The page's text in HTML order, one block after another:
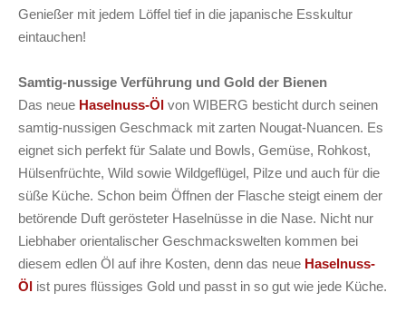
Genießer mit jedem Löffel tief in die japanische Esskultur
eintauchen!
Samtig-nussige Verführung und Gold der Bienen
Das neue Haselnuss-Öl von WIBERG besticht durch seinen
samtig-nussigen Geschmack mit zarten Nougat-Nuancen. Es
eignet sich perfekt für Salate und Bowls, Gemüse, Rohkost,
Hülsenfrüchte, Wild sowie Wildgeflügel, Pilze und auch für die
süße Küche. Schon beim Öffnen der Flasche steigt einem der
betörende Duft gerösteter Haselnüsse in die Nase. Nicht nur
Liebhaber orientalischer Geschmackswelten kommen bei
diesem edlen Öl auf ihre Kosten, denn das neue Haselnuss-
Öl ist pures flüssiges Gold und passt in so gut wie jede Küche.